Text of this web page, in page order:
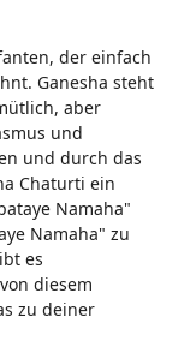
der einfach
Ganesha steht
aber
und
und durch das
Chaturti ein
Namaha"
Namaha" zu
es
diesem
zu deiner